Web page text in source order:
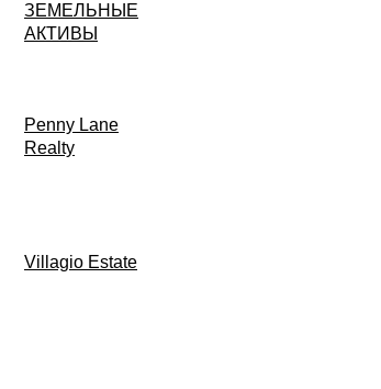
ЗЕМЕЛЬНЫЕ
АКТИВЫ
Penny Lane
Realty
Villagio Estate